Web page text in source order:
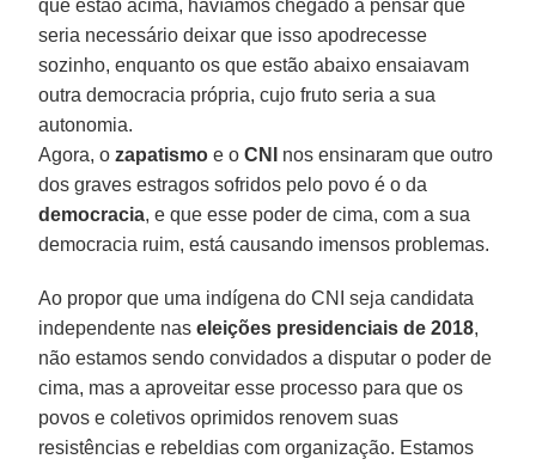
que estão acima, havíamos chegado a pensar que
seria necessário deixar que isso apodrecesse
sozinho, enquanto os que estão abaixo ensaiavam
outra democracia própria, cujo fruto seria a sua
autonomia.
Agora, ozapatismo e oCNI
nos ensinaram que outro
dos graves estragos sofridos pelo povo é o da
democracia, e que esse poder de cima, com a sua
democracia ruim, está causando imensos problemas.
Ao propor que uma indígena do CNI seja candidata
independente naseleições presidenciais de 2018,
não estamos sendo convidados a disputar o poder de
cima, mas a aproveitar esse processo para que os
povos e coletivos oprimidos renovem suas
resistências e rebeldias com organização. Estamos